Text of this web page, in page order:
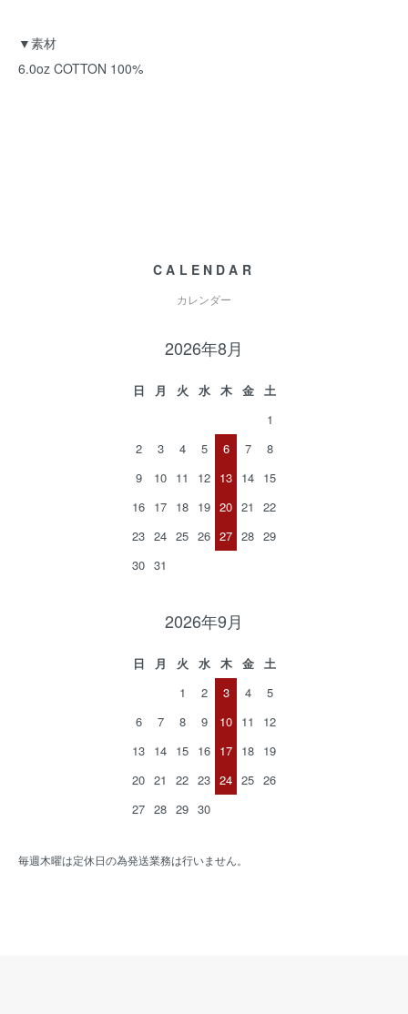
▼素材
6.0oz COTTON 100%
CALENDAR
カレンダー
2026年8月
日 月 火 水 木 金
土
1
2
3 4 5 6 7
8
9
10 11 12 13 14 15
16 17 18 19 20 21
22
23 24 25 26 27 28 29
30 31
2026年9月
日 月 火 水 木 金
土
1
2 3 4
5
6
7 8 9 10 11
12
13 14 15 16 17 18 19
20 21 22 23 24 25 26
27 28 29 30
毎週木曜は定休日の為発送業務は行いません。